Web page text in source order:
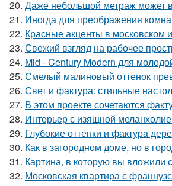
20. Даже небольшой метраж может
21. Иногда для преображения
22. Красные акценты в московском
23. Свежий взгляд на рабочее
24. Mid - Century Modern для
25. Смелый малиновый оттенок
26. Свет и фактура: стильные
27. В этом проекте сочетаются
28. Интерьер с изящной
29. Глубокие оттенки и фактура
30. Как в загородном доме, но в
31. Картина, в которую вы вложили
32. Московская квартира с